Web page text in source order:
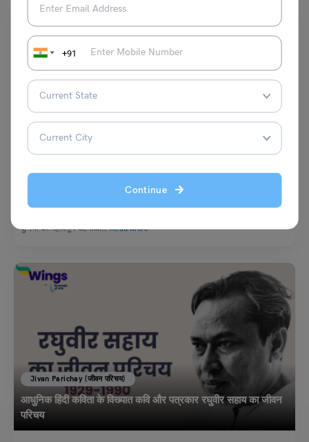
+91
Continue
स्कूल असेंबली के लिए 20 फरवरी की मुख्य समाचार सुर्खियां
February 20, 2026
दुनिया की महत्वपूर्ण घटनाओं…Read More
Jivan Parichay (जीवन परिचय)
आधुनिक हिंदी कविता के विख्यात कवि और पत्रकार रघुवीर सहाय का जीवन
परिचय